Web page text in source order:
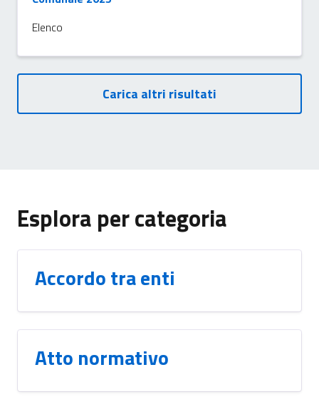
Elenco
Carica altri risultati
Esplora per categoria
Accordo tra enti
Atto normativo